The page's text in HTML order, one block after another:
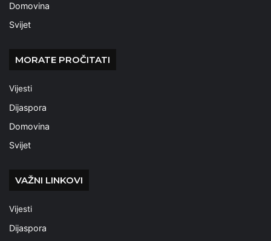
Domovina
Svijet
MORATE PROČITATI
Vijesti
Dijaspora
Domovina
Svijet
VAŽNI LINKOVI
Vijesti
Dijaspora